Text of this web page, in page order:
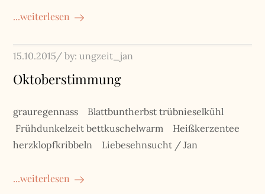
...weiterlesen
Posted
on
15.10.2015 by:ungzeit_jan
Oktoberstimmung
grauregennass Blattbuntherbst trübnieselkühl
Frühdunkelzeit bettkuschelwarm Heißkerzentee
herzklopfkribbeln Liebesehnsucht / Jan
...weiterlesen